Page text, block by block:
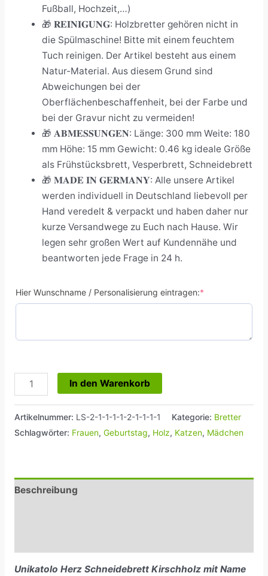
Fußball, Hochzeit,…)
🎁 𝐑𝐄𝐈𝐍𝐈𝐆𝐔𝐍𝐆: Holzbretter gehören nicht in
die Spülmaschine! Bitte mit einem feuchtem
Tuch reinigen. Der Artikel besteht aus einem
Natur-Material. Aus diesem Grund sind
Abweichungen bei der
Oberflächenbeschaffenheit, bei der Farbe und
bei der Gravur nicht zu vermeiden!
🎁 𝐀𝐁𝐌𝐄𝐒𝐒𝐔𝐍𝐆𝐄𝐍: Länge: 300 mm Weite: 180
mm Höhe: 15 mm Gewicht: 0.46 kg ideale Größe
als Frühstücksbrett, Vesperbrett, Schneidebrett
🎁 𝐌𝐀𝐃𝐄 𝐈𝐍 𝐆𝐄𝐑𝐌𝐀𝐍𝐘: Alle unsere Artikel
werden individuell in Deutschland liebevoll per
Hand veredelt & verpackt und haben daher nur
kurze Versandwege zu Euch nach Hause. Wir
legen sehr großen Wert auf Kundennähe und
beantworten jede Frage in 24 h.
Hier Wunschname / Personalisierung eintragen:*
In den Warenkorb
Artikelnummer: LS-2-1-1-1-1-2-1-1-1-1 Kategorie: Bretter
Schlagwörter: Frauen, Geburtstag, Holz, Katzen, Mädchen
Beschreibung
Unikatolo Herz Schneidebrett Kirschholz mit Name